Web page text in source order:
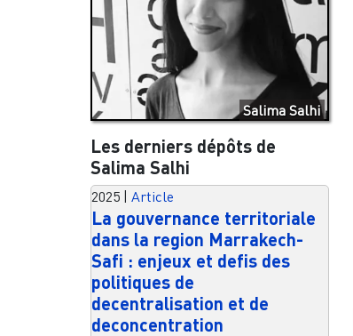
Salima Salhi
Les derniers dépôts de
Salima Salhi
2025 | Article
La gouvernance territoriale
dans la region Marrakech-
Safi : enjeux et defis des
politiques de
decentralisation et de
deconcentration